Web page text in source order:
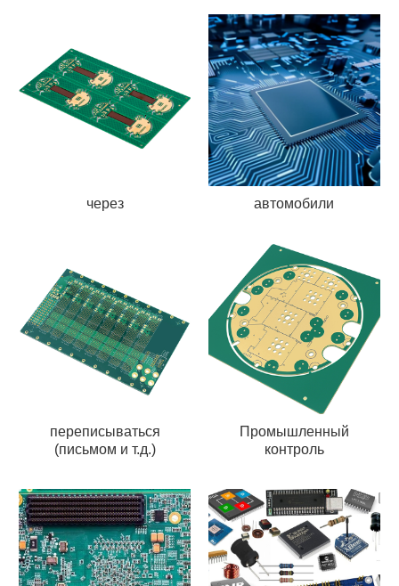
через автомобили
переписываться
(письмом и т.д.)
Промышленный
контроль